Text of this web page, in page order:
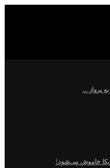
پرواز…
خاموش می‌شود!